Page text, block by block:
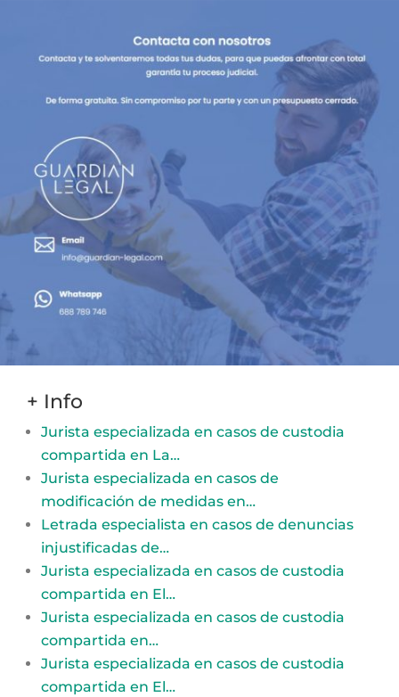
+ Info
Jurista especializada en casos de custodia
compartida en La…
Jurista especializada en casos de
modificación de medidas en…
Letrada especialista en casos de denuncias
injustificadas de…
Jurista especializada en casos de custodia
compartida en El…
Jurista especializada en casos de custodia
compartida en…
Jurista especializada en casos de custodia
compartida en El…